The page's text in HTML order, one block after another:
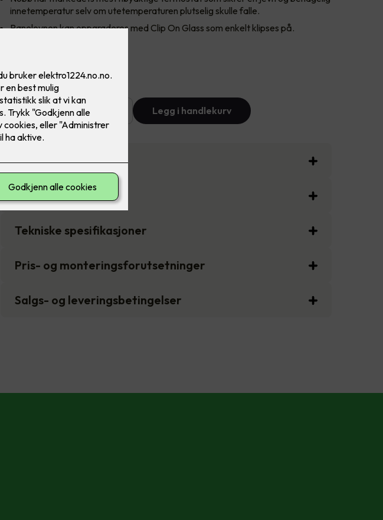
innetemperatur selv om utetemperaturen plutselig skulle falle.
Panelovnen kan oppgraderes med Clip On Glass som enkelt klipses på.
3,790 ,-
Antall - Legg i handlekurv
Pakkens innhold
Beskrivelse
Tekniske spesifikasjoner
Pris- og monteringsforutsetninger
Salgs- og leveringsbetingelser